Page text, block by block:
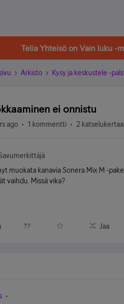
Telia Yhteisö on Vain luku -
Arkisto Kysy ja keskustele -
ei onnistu
ago 1 kommentti 2 katselukertaa
muokata kanavia Sonera Mix M -
vaihdu. Missä vika?
Jaa